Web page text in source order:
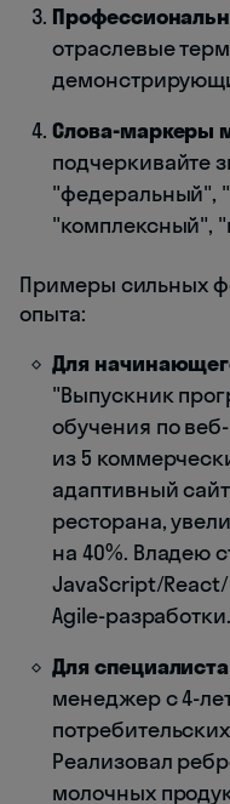
отраслевые
Слова-маркеры
подчеркивайте
"федеральный",
"комплексный",
Примеры сильных
опыта:
Для
"Выпускник
обучения по
из 5
адаптивный
ресторана,
на 40%. Владею
JavaScript/
Agile-
Для
менеджер с 4-
Реализовал
молочных